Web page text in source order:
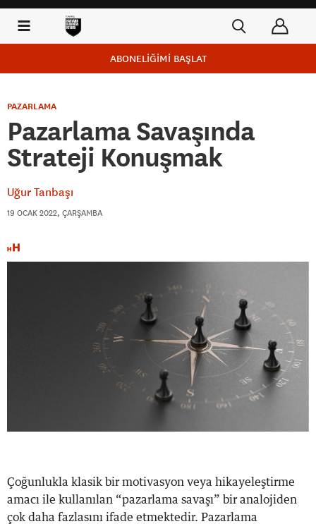
ABONELİĞİMİ BAŞLAT
PAZARLAMA
Pazarlama Savaşında
Strateji Konuşmak
Uğur Tanbaşı
19 OCAK 2022, ÇARŞAMBA
Çoğunlukla klasik bir motivasyon veya hikayeleştirme
amacı ile kullanılan “pazarlama savaşı” bir analojiden
çok daha fazlasını ifade etmektedir. Pazarlama